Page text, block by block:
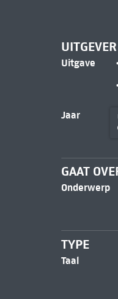
UITGEVER
Uitgave
Jaar
GAAT
Onderwerp
TYPE
Taal